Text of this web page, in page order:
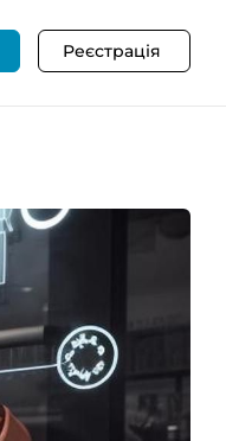
Реєстрація